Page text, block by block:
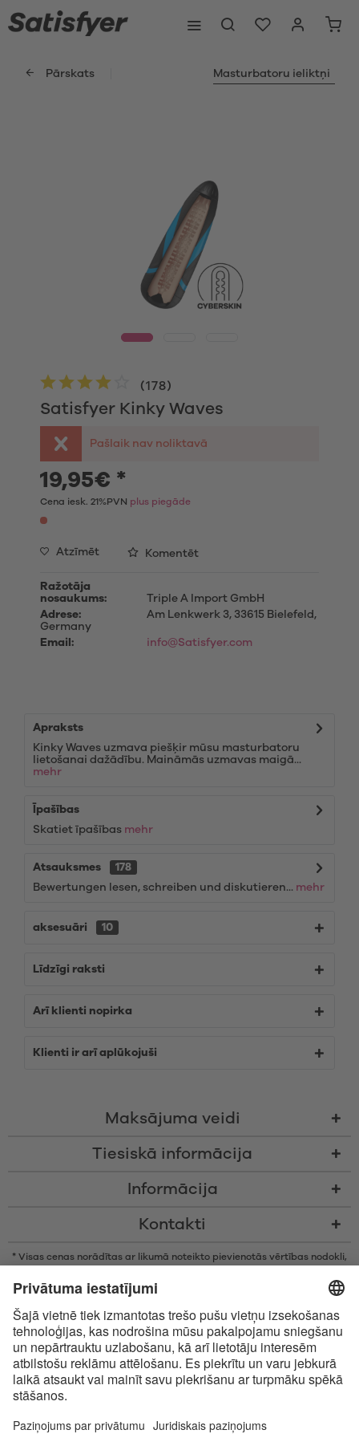
Pārskats Masturbatoru ieliktņi
Satisfyer Kinky Waves
(178)
Pašlaik nav noliktavā
19,95€ *
Cena iesk. 21%PVN plus piegāde
Atzīmēt Komentēt
Ražotāja
nosaukums:
Triple A Import GmbH
Adrese:
Am Lenkwerk 3, 33615 Bielefeld,
Germany
Email:
info@Satisfyer.com
Apraksts
Kinky Waves uzmava piešķir mūsu masturbatoru
lietošanai dažādību. Maināmās uzmavas maigā...
mehr
Īpašības
Skatiet īpašības mehr
Atsauksmes
178
Bewertungen lesen, schreiben und diskutieren... mehr
aksesuāri 10
Līdzīgi raksti
Arī klienti nopirka
Klienti ir arī aplūkojuši
Maksājuma veidi
Tiesiskā informācija
Informācija
Kontakti
* Visas cenas norādītas ar likumā noteikto pievienotās vērtības nodokli,
vien nav noteikts citādi
* Bluetooth® vārdiskā zīme un logotipi ir reģistrētas preču zīmes, kas
pieder Bluetooth SIG, Inc., un Satisfyer GmbH izmanto šīs zīmes saskaņā
ar licenci.
Apple, Apple logotips un Apple Watch ir Apple Inc., preču zīmes. Google
Play un Google Play logotips ir Google LLC preču zīmes.